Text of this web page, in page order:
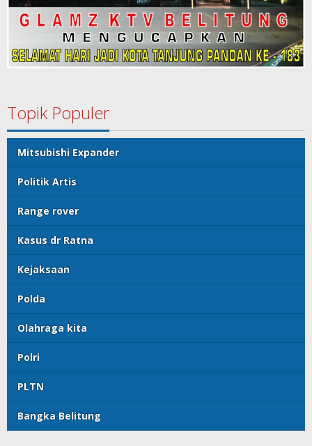
Topik Populer
Mitsubishi Expander
Politik Artis
Range rover
Kasus dr Ratna
Kejaksaan
Polda
Olahraga kita
Polri
PLTN
Bangka Belitung